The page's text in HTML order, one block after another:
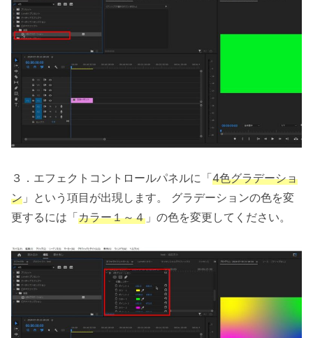
３．エフェクトコントロールパネルに「4色グラデーショ
ン 」という項目が出現します。 グラデーションの色を変
更するには「カラー１～４ 」の色を変更してください。